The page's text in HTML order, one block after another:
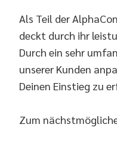
Als Teil der
deckt durch ihr
Durch ein sehr
unserer Kunden
Deinen Einstieg zu
Zum